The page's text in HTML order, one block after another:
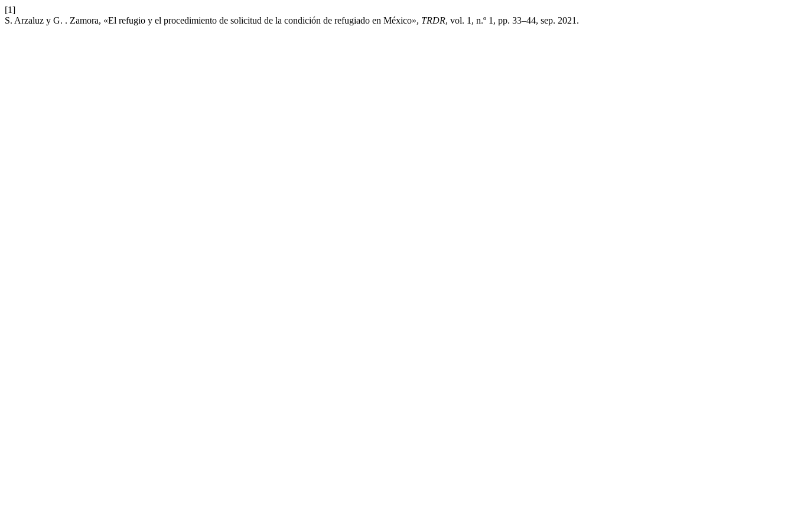
[1]
S. Arzaluz y G. . Zamora, «El refugio y el procedimiento de solicitud de la condición de refugiado en México», TRDR, vol. 1, n.º 1, pp. 33–44, sep. 2021.